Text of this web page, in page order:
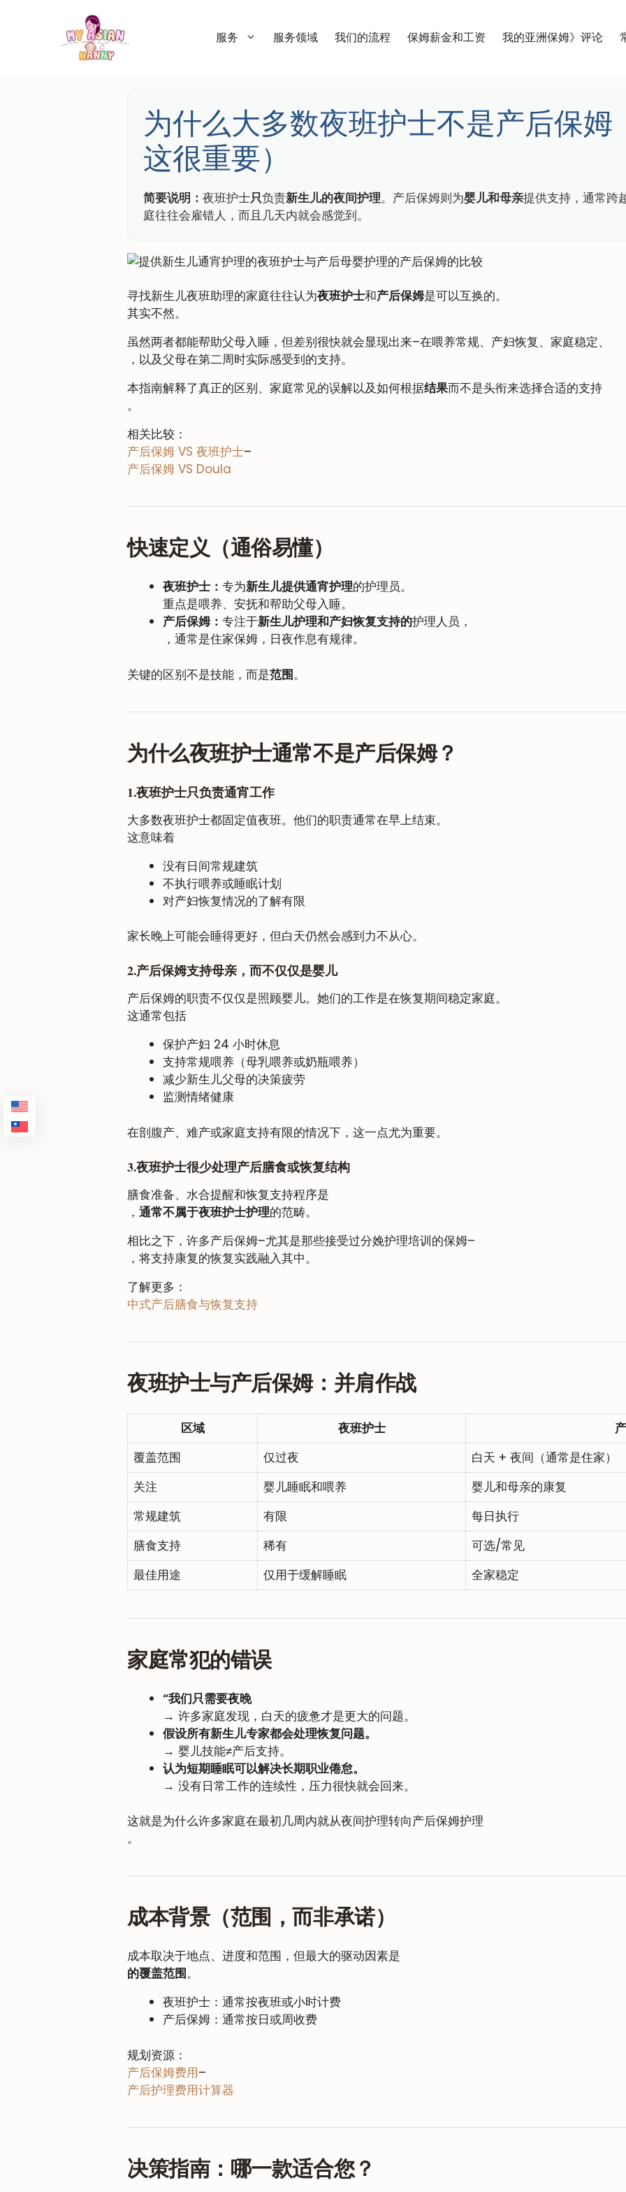
服务 服务领域 我们的流程 保姆薪金和工资 我的亚洲保姆》评论
为什么大多数夜班护士不是产后保姆
这很重要）
简要说明： 夜班护士只负责新生儿的夜间护理。产后保姆则为婴儿和母亲提供支持，通常跨
庭往往会雇错人，而且几天内就会感觉到。
寻找新生儿夜班助理的家庭往往认为夜班护士和产后保姆是可以互换的。
其实不然。
虽然两者都能帮助父母入睡，但差别很快就会显现出来–在喂养常规、产妇恢复、家庭稳定、
，以及父母在第二周时实际感受到的支持。
本指南解释了真正的区别、家庭常见的误解以及如何根据结果而不是头衔来选择合适的支持
。
相关比较：
产后保姆 VS 夜班护士–
产后保姆 VS Doula
快速定义（通俗易懂）
夜班护士： 专为新生儿提供通宵护理的护理员。
重点是喂养、安抚和帮助父母入睡。
产后保姆： 专注于新生儿护理和产妇恢复支持的护理人员，
，通常是住家保姆，日夜作息有规律。
关键的区别不是技能，而是范围。
为什么夜班护士通常不是产后保姆？
1.夜班护士只负责通宵工作
大多数夜班护士都固定值夜班。他们的职责通常在早上结束。
这意味着
没有日间常规建筑
不执行喂养或睡眠计划
对产妇恢复情况的了解有限
家长晚上可能会睡得更好，但白天仍然会感到力不从心。
2.产后保姆支持母亲，而不仅仅是婴儿
产后保姆的职责不仅仅是照顾婴儿。她们的工作是在恢复期间稳定家庭。
这通常包括
保护产妇 24 小时休息
支持常规喂养（母乳喂养或奶瓶喂养）
减少新生儿父母的决策疲劳
监测情绪健康
在剖腹产、难产或家庭支持有限的情况下，这一点尤为重要。
3.夜班护士很少处理产后膳食或恢复结构
膳食准备、水合提醒和恢复支持程序是
， 通常不属于夜班护士护理的范畴。
相比之下，许多产后保姆–尤其是那些接受过分娩护理培训的保姆–
，将支持康复的恢复实践融入其中。
了解更多：
中式产后膳食与恢复支持
夜班护士与产后保姆：并肩作战
区域 夜班护士
覆盖范围
仅过夜
白天 + 夜间（通常是住家）
关注
婴儿睡眠和喂养
婴儿和母亲的康复
常规建筑
有限
每日执行
膳食支持
稀有
可选/常见
最佳用途
仅用于缓解睡眠 全家稳定
家庭常犯的错误
“我们只需要夜晚
→ 许多家庭发现，白天的疲惫才是更大的问题。
假设所有新生儿专家都会处理恢复问题。
→ 婴儿技能≠产后支持。
认为短期睡眠可以解决长期职业倦怠。
→ 没有日常工作的连续性，压力很快就会回来。
这就是为什么许多家庭在最初几周内就从夜间护理转向产后保姆护理
。
成本背景（范围，而非承诺）
成本取决于地点、进度和范围，但最大的驱动因素是
的覆盖范围。
夜班护士：通常按夜班或小时计费
产后保姆：通常按日或周收费
规划资源：
产后保姆费用–
产后护理费用计算器
决策指南：哪一款适合您？